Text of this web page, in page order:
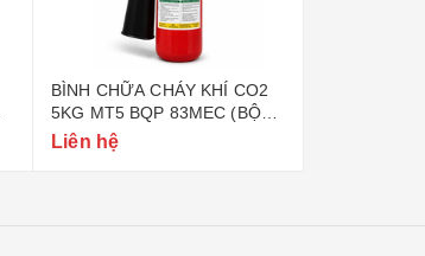
BÌNH CHỮA CHÁY KHÍ CO2
5KG MT5 BQP 83MEC (BỘ
QUỐC PHÒNG)
Liên hệ